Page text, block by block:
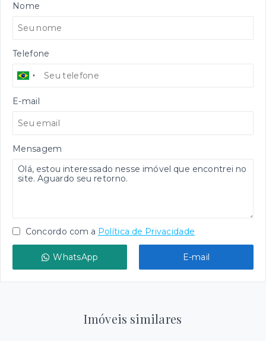
Nome
Telefone
E-mail
Mensagem
Concordo com a Política de Privacidade
WhatsApp E-mail
Imóveis similares